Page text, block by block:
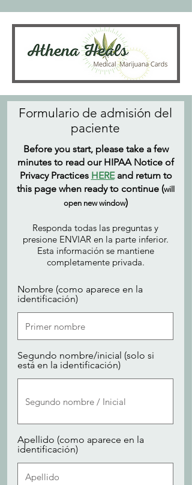
Formulario de admisión del
paciente
Before you start, please take a few
minutes to read our HIPAA Notice of
Privacy Practices HEREand return to
this page when ready to continue (will
open new window)
Responda todas las preguntas y
presione ENVIAR en la parte inferior.
Esta información se mantiene
completamente privada.
Nombre (como aparece en la
identificación)
Segundo nombre/inicial (solo si
está en la identificación)
Apellido (como aparece en la
identificación)